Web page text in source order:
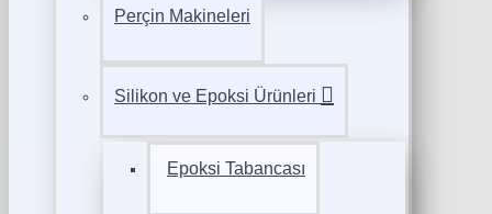
Perçin Makineleri
Silikon ve Epoksi Ürünleri
Epoksi Tabancası